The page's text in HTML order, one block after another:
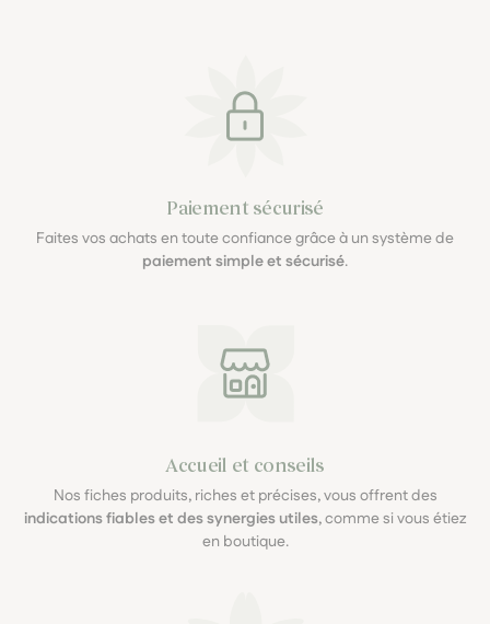
Paiement sécurisé
Faites vos achats en toute confiance grâce à un système de
paiement simple et sécurisé.
Accueil et conseils
Nos fiches produits, riches et précises, vous offrent des
indications fiables et des synergies utiles, comme si vous étiez
en boutique.